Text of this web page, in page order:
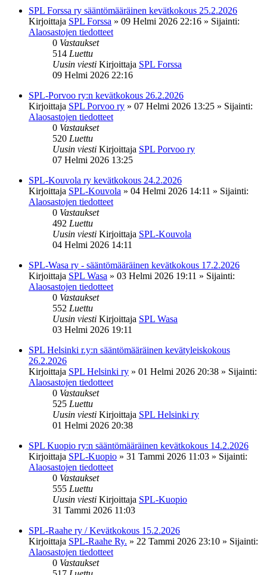
SPL Forssa ry sääntömääräinen kevätkokous 25.2.2026
Kirjoittaja SPL Forssa » 09 Helmi 2026 22:16 » Sijainti:
Alaosastojen tiedotteet
0 Vastaukset
514 Luettu
Uusin viesti Kirjoittaja SPL Forssa
09 Helmi 2026 22:16
SPL-Porvoo ry:n kevätkokous 26.2.2026
Kirjoittaja SPL Porvoo ry » 07 Helmi 2026 13:25 » Sijainti:
Alaosastojen tiedotteet
0 Vastaukset
520 Luettu
Uusin viesti Kirjoittaja SPL Porvoo ry
07 Helmi 2026 13:25
SPL-Kouvola ry kevätkokous 24.2.2026
Kirjoittaja SPL-Kouvola » 04 Helmi 2026 14:11 » Sijainti:
Alaosastojen tiedotteet
0 Vastaukset
492 Luettu
Uusin viesti Kirjoittaja SPL-Kouvola
04 Helmi 2026 14:11
SPL-Wasa ry - sääntömääräinen kevätkokous 17.2.2026
Kirjoittaja SPL Wasa » 03 Helmi 2026 19:11 » Sijainti:
Alaosastojen tiedotteet
0 Vastaukset
552 Luettu
Uusin viesti Kirjoittaja SPL Wasa
03 Helmi 2026 19:11
SPL Helsinki r.y:n sääntömääräinen kevätyleiskokous
26.2.2026
Kirjoittaja SPL Helsinki ry » 01 Helmi 2026 20:38 » Sijainti:
Alaosastojen tiedotteet
0 Vastaukset
525 Luettu
Uusin viesti Kirjoittaja SPL Helsinki ry
01 Helmi 2026 20:38
SPL Kuopio ry:n sääntömääräinen kevätkokous 14.2.2026
Kirjoittaja SPL-Kuopio » 31 Tammi 2026 11:03 » Sijainti:
Alaosastojen tiedotteet
0 Vastaukset
555 Luettu
Uusin viesti Kirjoittaja SPL-Kuopio
31 Tammi 2026 11:03
SPL-Raahe ry / Kevätkokous 15.2.2026
Kirjoittaja SPL-Raahe Ry. » 22 Tammi 2026 23:10 » Sijainti:
Alaosastojen tiedotteet
0 Vastaukset